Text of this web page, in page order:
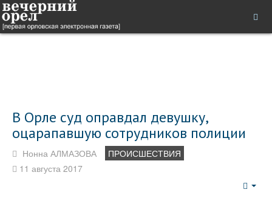
В Орле суд оправдал девушку,
оцарапавшую сотрудников полиции
Нонна АЛМАЗОВА
ПРОИСШЕСТВИЯ
11 августа 2017